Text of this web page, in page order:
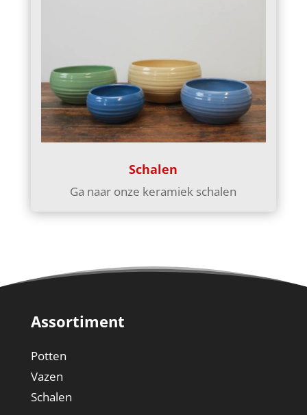
Schalen
Ga naar onze keramiek schalen
Assortiment
Potten
Vazen
Schalen